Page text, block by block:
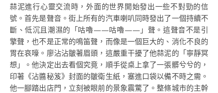
蒜泥進行心靈交流時，外面的世界開始發出一些不對勁的信
號。首先是聲音。街上所有的汽車喇叭同時發出了一個持續不
斷、低沉且潮濕的「咕嚕——咕嚕——」聲。這聲音不是引
擎聲，也不是正常的鳴笛聲，而像是一個巨大的、消化不良的
胃在哀嚎。廖沾沾皺著眉頭，這嚴重干擾了他蒜泥的「寧靜冥
想」。他決定出去看個究竟，順手從桌上拿了一張髒兮兮的，
印著《沾醬秘笈》封面的皺衛生紙，塞進口袋以備不時之需。
他一腳踏出店門，立刻被眼前的景象震驚了。整條城市的主幹